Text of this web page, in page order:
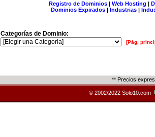
Registro de Dominios| Web Hosting |
Dominios Expirados | Industrias |
Categorías de Dominio:
[Pág.
** Precios
© 2002/2022 Solo10.com